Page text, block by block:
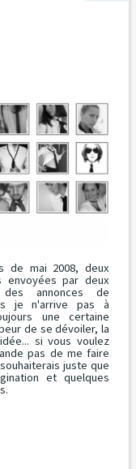
de mai 2008, deux
envoyées par deux
annonces de
je n'arrive pas à
une certaine
de se dévoiler, la
si vous voulez
pas de me faire
juste que
et quelques